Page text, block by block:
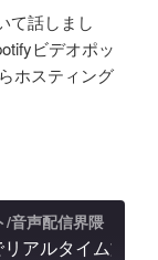
て話しまし
ビデオポッ
ホスティング
/音声配信界隈